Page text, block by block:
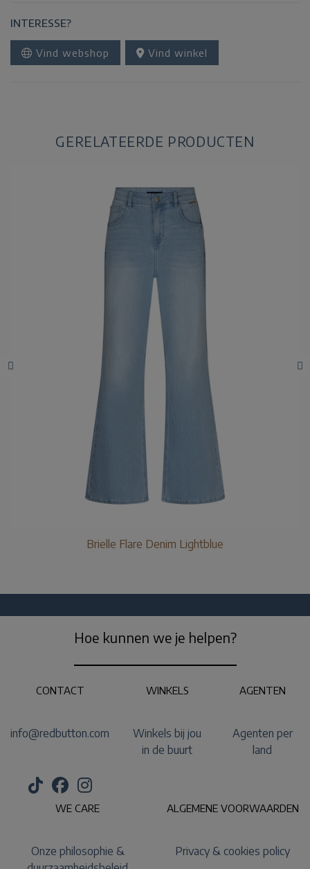
INTERESSE?
Vind webshop Vind winkel
GERELATEERDE PRODUCTEN
Brielle Flare Denim Lightblue
Hoe kunnen we je helpen?
CONTACT
info@redbutton.com
WINKELS
Winkels bij jou
in de buurt
AGENTEN
Agenten per
land
WE CARE
Onze philosophie &
ALGEMENE VOORWAARDEN
Privacy & cookies policy